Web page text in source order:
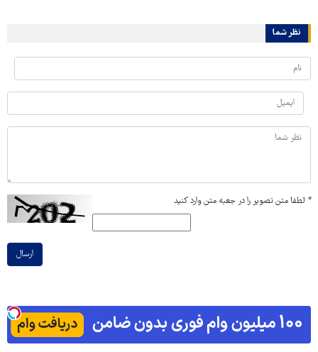
نظر شما
* لطفا متن تصویر را در جعبه متن وارد کنید
ارسال